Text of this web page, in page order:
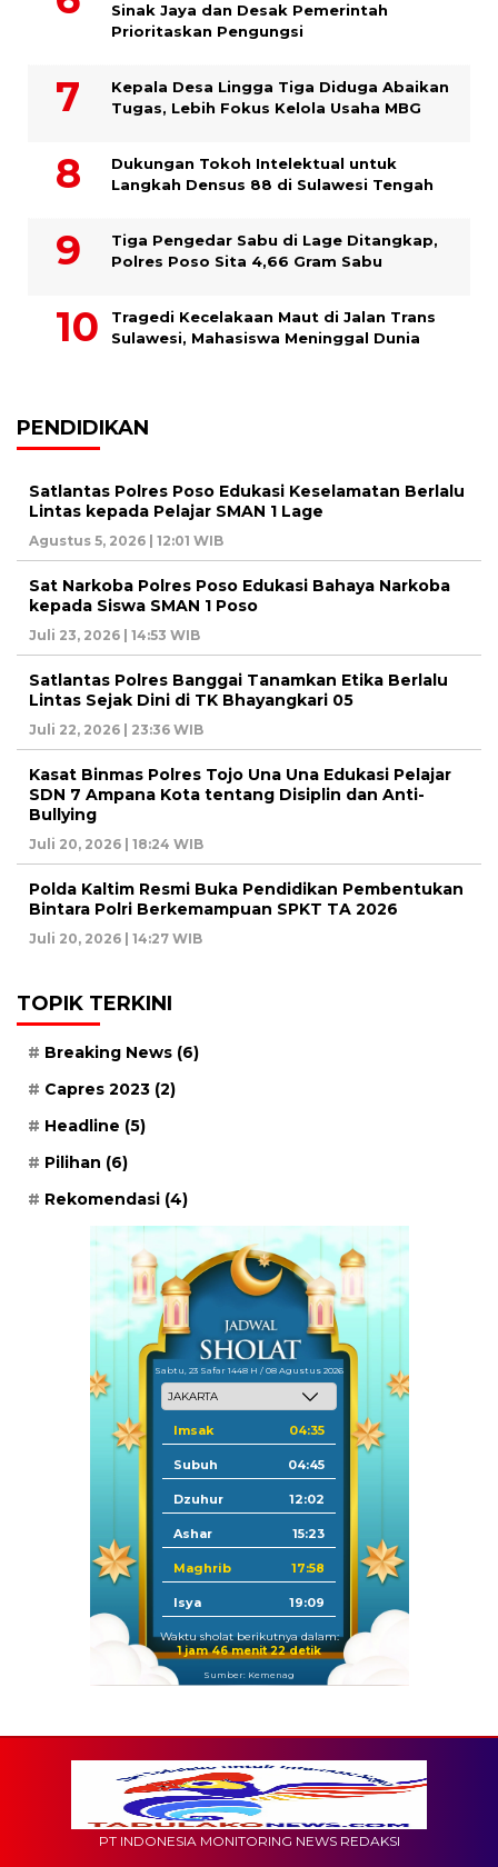
Sinak Jaya dan Desak Pemerintah
Prioritaskan Pengungsi
Kepala Desa Lingga Tiga Diduga Abaikan
Tugas, Lebih Fokus Kelola Usaha MBG
Dukungan Tokoh Intelektual untuk
Langkah Densus 88 di Sulawesi Tengah
Tiga Pengedar Sabu di Lage Ditangkap,
Polres Poso Sita 4,66 Gram Sabu
Tragedi Kecelakaan Maut di Jalan Trans
Sulawesi, Mahasiswa Meninggal Dunia
PENDIDIKAN
Satlantas Polres Poso Edukasi Keselamatan Berlalu
Lintas kepada Pelajar SMAN 1 Lage
Agustus 5, 2026 | 12:01 WIB
Sat Narkoba Polres Poso Edukasi Bahaya Narkoba
kepada Siswa SMAN 1 Poso
Juli 23, 2026 | 14:53 WIB
Satlantas Polres Banggai Tanamkan Etika Berlalu
Lintas Sejak Dini di TK Bhayangkari 05
Juli 22, 2026 | 23:36 WIB
Kasat Binmas Polres Tojo Una Una Edukasi Pelajar
SDN 7 Ampana Kota tentang Disiplin dan Anti-
Bullying
Juli 20, 2026 | 18:24 WIB
Polda Kaltim Resmi Buka Pendidikan Pembentukan
Bintara Polri Berkemampuan SPKT TA 2026
Juli 20, 2026 | 14:27 WIB
TOPIK TERKINI
Breaking News (6)
Capres 2023 (2)
Headline (5)
Pilihan (6)
Rekomendasi (4)
Sabtu, 23 Safar 1448 H / 08 Agustus 2026
Imsak 04:35
Subuh 04:45
Dzuhur 12:02
Ashar 15:23
Maghrib 17:58
Isya 19:09
Waktu sholat berikutnya dalam:
1 jam 46 menit 21 detik
Sumber: Kemenag
PT INDONESIA MONITORING NEWS REDAKSI